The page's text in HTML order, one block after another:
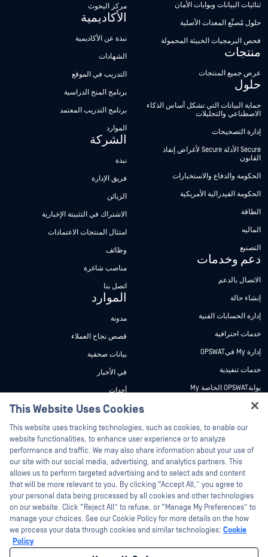
ثنائيات البيانات وبوابات الأمان
حلول مُصنِّع المعدات الأصلية
فحص البرمجيات الخبيثة المحمولة
منتجات
عرض جميع المنتجات
حلول
حماية البيانات التي تشكل أساس الذكاء
الاصطناعي والتحليلات
إدارة التصحيحات
Secure الأدلة Secure لأغراض إنفاذ
القانون
الحكومة والدفاع والاستخبارات
الحكومة الفيدرالية الأمريكية
الطاقة
الماليه
التصنيع
دعم وخدمات
الاتصال بالدعم
إنشاء حالة
إدارة الحسابات الفنية
خدمات احترافية
إدارة My فيOPSWAT
خدمات تنفيذية
بوابةOPSWAT الخاصة My
وثائق تقنية
دورات تدريبية
برنامج الثغرات الأمنية
الشركاء
شهادات
شركاء التكنولوجيا
برنامج شركاء القنوات
مركز البحوث
الأكاديمية
نبذة عن الأكاديمية
الشهادات
التدريب في الموقع
برنامج المنح الدراسية
برنامج التدريب المعتمد
الموارد
الشركة
نبذة
فريق الإدارة
الزبائن
الاشتراك في التثبيتة الإخبارية
امتثال المنتجات الاعتمادات
وظائف
مناصب شاغرة
اتصل بنا
الموارد
مدونة
قصص نجاح العملاء
بيانات صحفية
في الأخبار
أحداث
ندوات عبر الإنترنت
أوراق البيانات
مستندات تقنية
أدوات مجانية
©2026 OPSWAT . جميع الحقوق محفوظة. OPSWAT و MetaDefender و Metascan و
MetaAccess OPSWAT و Trust no File. Trust No Device. و OPSWAT و Protecting the
This Website Uses Cookies
This website uses tracking technologies, such as cookies, to enable our
website functionalities, to enhance user experience or to analyze
performance and traffic. We may also share information about your use of
our site with our social media, advertising, and analytics partners. This
allows us to perform targeted advertising and to select ads and content
that will be more relevant to you. By clicking “Accept All,” you agree to
your personal data being processed by all cookies and other technologies
on our website. Click “Reject All” to refuse, or “Manage My Preferences” to
manage your choices. See our Cookie Policy for more details on the how
we process your data through cookies and similar technologies: Cookie
Policy
Hey there!
I'm Ozzy, your OPSWAT virtual assistant.
How can I help you secure what's critical
today?